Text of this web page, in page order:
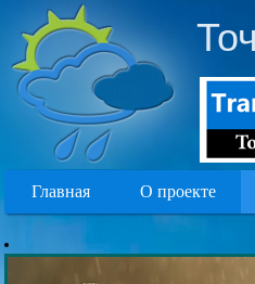
Главная О проекте